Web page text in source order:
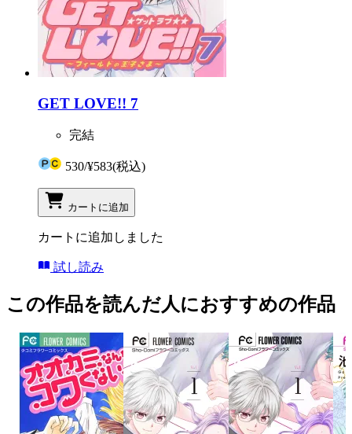
GET LOVE!! 7
完結
530/¥583(税込)
カートに追加
カートに追加しました
試し読み
この作品を読んだ人におすすめの作品